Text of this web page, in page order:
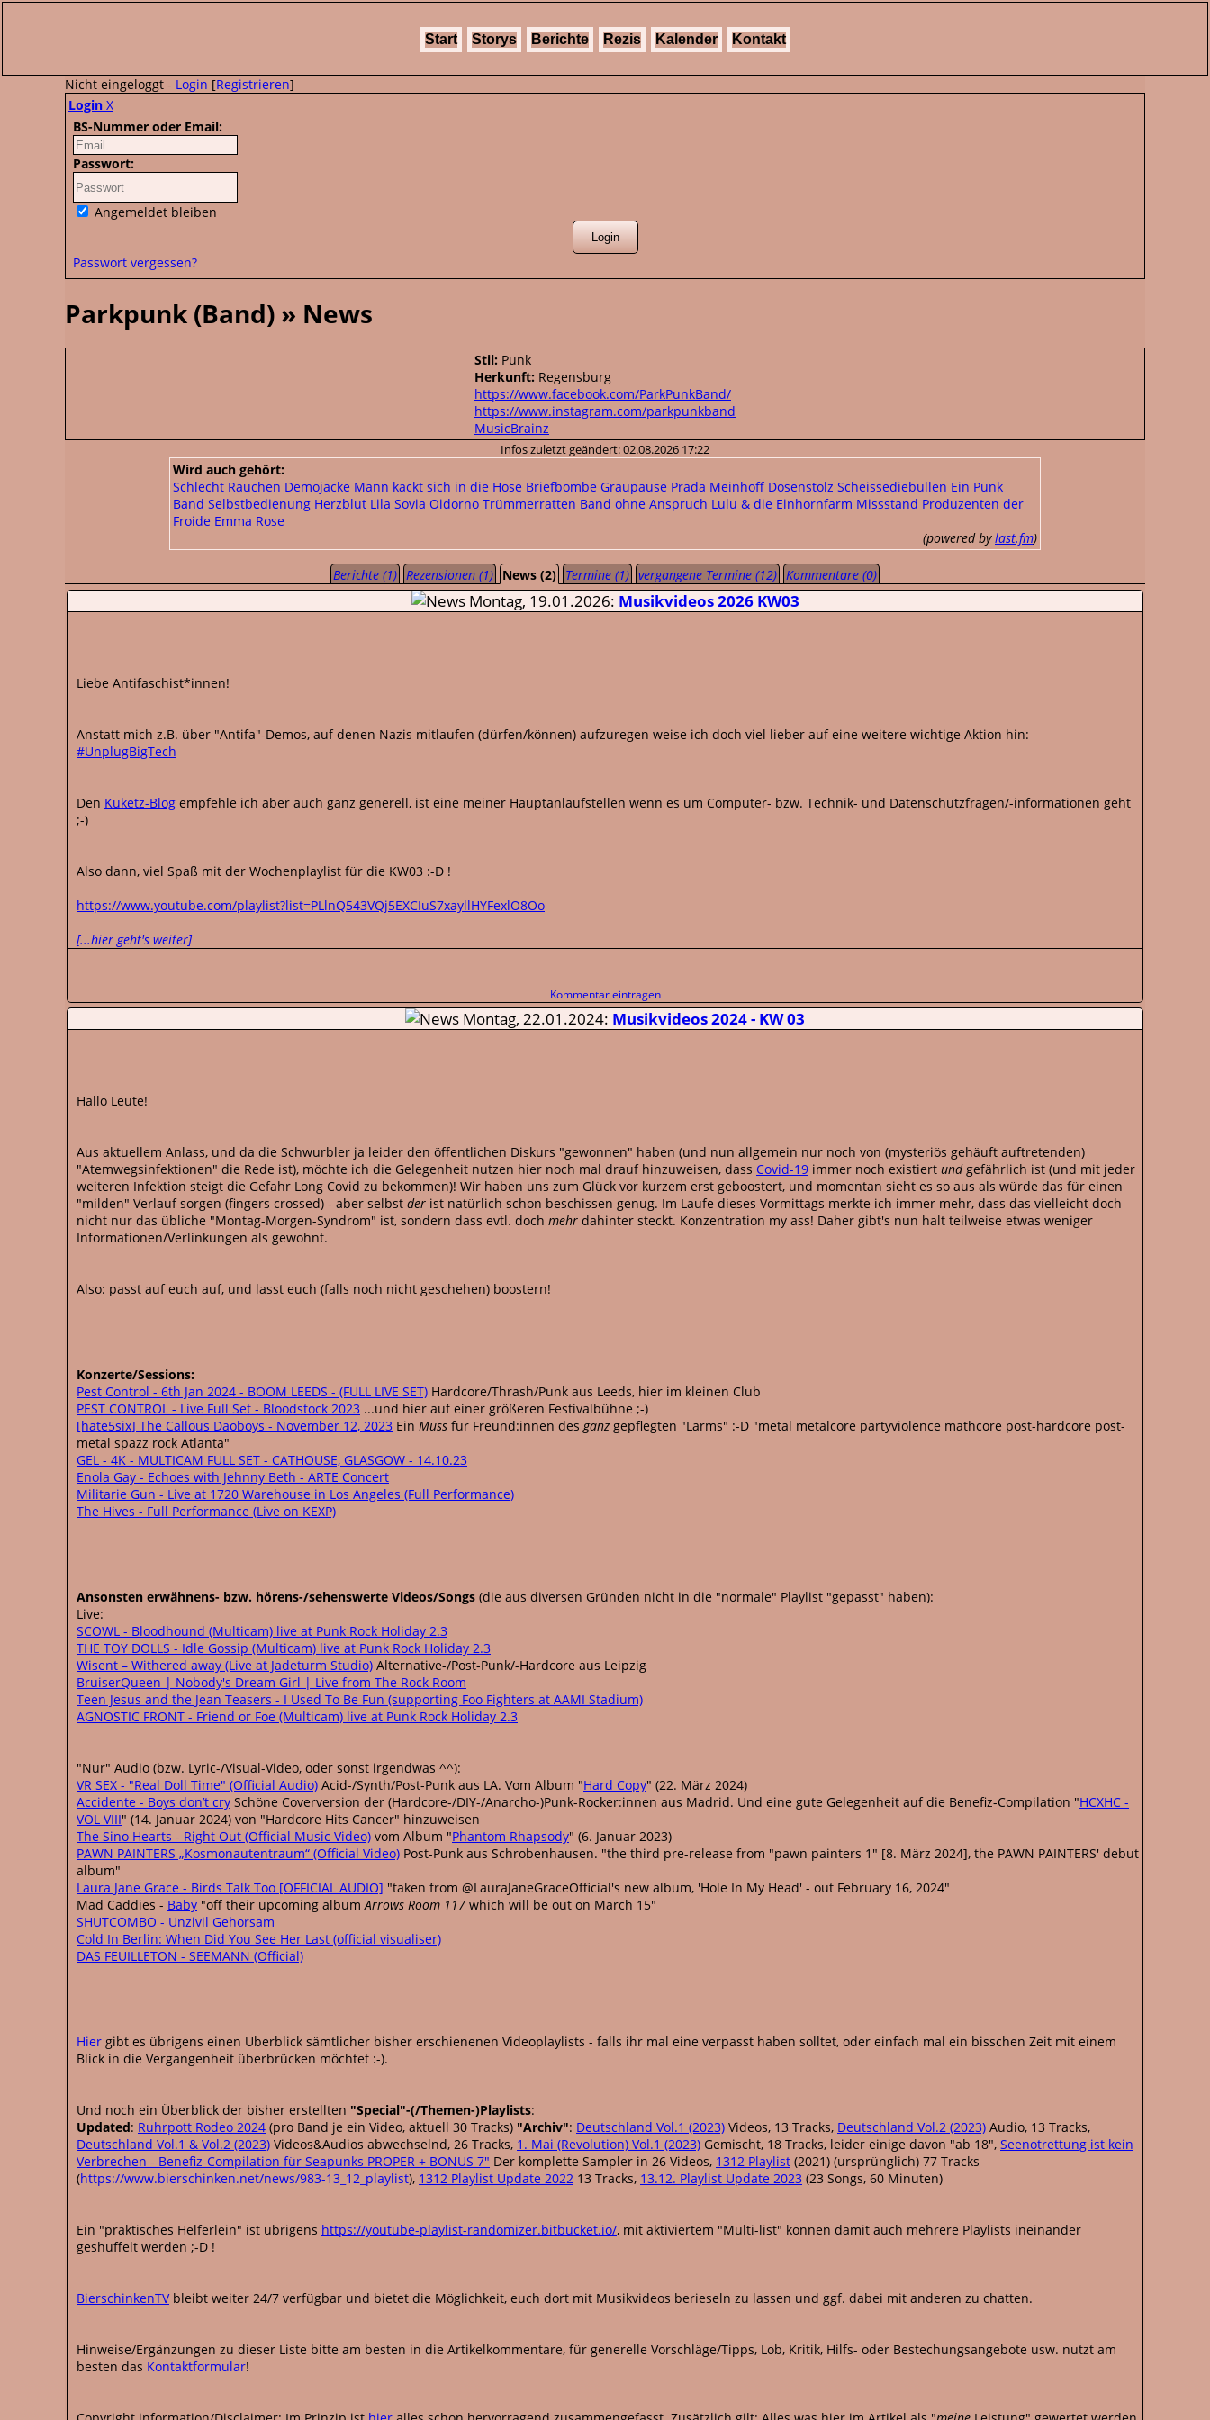
Start Storys Berichte Rezis Kalender Kontakt
Nicht eingeloggt - Login [Registrieren]
Login X
BS-Nummer oder Email:
Passwort:
Angemeldet bleiben
Passwort vergessen?
Parkpunk (Band) » News
Stil: Punk
Herkunft: Regensburg
https://www.facebook.com/ParkPunkBand/
https://www.instagram.com/parkpunkband
MusicBrainz
Infos zuletzt geändert: 02.08.2026 17:22
Wird auch gehört:
Schlecht Rauchen Demojacke Mann kackt sich in die Hose Briefbombe Graupause Prada Meinhoff Dosenstolz Scheissediebullen Ein Punk
Band Selbstbedienung Herzblut Lila Sovia Oidorno Trümmerratten Band ohne Anspruch Lulu & die Einhornfarm Missstand Produzenten der
Froide Emma Rose
(powered bylast.fm)
Berichte (1) Rezensionen (1) News (2) Termine (1) vergangene Termine (12) Kommentare (0)
Montag, 19.01.2026: Musikvideos 2026 KW03
Liebe Antifaschist*innen!
Anstatt mich z.B. über "Antifa"-Demos, auf denen Nazis mitlaufen (dürfen/können) aufzuregen weise ich doch viel lieber auf eine weitere wichtige Aktion hin:
#UnplugBigTech
Den Kuketz-Blog empfehle ich aber auch ganz generell, ist eine meiner Hauptanlaufstellen wenn es um Computer- bzw. Technik- und Datenschutzfragen/-informationen geht
;-)
Also dann, viel Spaß mit der Wochenplaylist für die KW03 :-D !
https://www.youtube.com/playlist?list=PLlnQ543VQj5EXCIuS7xayllHYFexlO8Oo
[...hier geht's weiter]
Kommentar eintragen
Montag, 22.01.2024: Musikvideos 2024 - KW 03
Hallo Leute!
Aus aktuellem Anlass, und da die Schwurbler ja leider den öffentlichen Diskurs "gewonnen" haben (und nun allgemein nur noch von (mysteriös gehäuft auftretenden)
"Atemwegsinfektionen" die Rede ist), möchte ich die Gelegenheit nutzen hier noch mal drauf hinzuweisen, dass Covid-19 immer noch existiert undgefährlich ist (und mit jeder
weiteren Infektion steigt die Gefahr Long Covid zu bekommen)! Wir haben uns zum Glück vor kurzem erst geboostert, und momentan sieht es so aus als würde das für einen
"milden" Verlauf sorgen (fingers crossed) - aber selbst der ist natürlich schon beschissen genug. Im Laufe dieses Vormittags merkte ich immer mehr, dass das vielleicht doch
nicht nur das übliche "Montag-Morgen-Syndrom" ist, sondern dass evtl. doch mehr dahinter steckt. Konzentration my ass! Daher gibt's nun halt teilweise etwas weniger
Informationen/Verlinkungen als gewohnt.
Also: passt auf euch auf, und lasst euch (falls noch nicht geschehen) boostern!
Konzerte/Sessions:
Pest Control - 6th Jan 2024 - BOOM LEEDS - (FULL LIVE SET) Hardcore/Thrash/Punk aus Leeds, hier im kleinen Club
PEST CONTROL - Live Full Set - Bloodstock 2023 ...und hier auf einer größeren Festivalbühne ;-)
[hate5six] The Callous Daoboys - November 12, 2023 Ein Muss für Freund:innen des ganz gepflegten "Lärms" :-D "metal metalcore partyviolence mathcore post-hardcore post-
metal spazz rock Atlanta"
GEL - 4K - MULTICAM FULL SET - CATHOUSE, GLASGOW - 14.10.23
Enola Gay - Echoes with Jehnny Beth - ARTE Concert
Militarie Gun - Live at 1720 Warehouse in Los Angeles (Full Performance)
The Hives - Full Performance (Live on KEXP)
Ansonsten erwähnens- bzw. hörens-/sehenswerte Videos/Songs (die aus diversen Gründen nicht in die "normale" Playlist "gepasst" haben):
Live:
SCOWL - Bloodhound (Multicam) live at Punk Rock Holiday 2.3
THE TOY DOLLS - Idle Gossip (Multicam) live at Punk Rock Holiday 2.3
Wisent – Withered away (Live at Jadeturm Studio) Alternative-/Post-Punk/-Hardcore aus Leipzig
BruiserQueen | Nobody's Dream Girl | Live from The Rock Room
Teen Jesus and the Jean Teasers - I Used To Be Fun (supporting Foo Fighters at AAMI Stadium)
AGNOSTIC FRONT - Friend or Foe (Multicam) live at Punk Rock Holiday 2.3
"Nur" Audio (bzw. Lyric-/Visual-Video, oder sonst irgendwas ^^):
VR SEX - "Real Doll Time" (Official Audio) Acid-/Synth/Post-Punk aus LA. Vom Album "Hard Copy" (22. März 2024)
Accidente - Boys don’t cry Schöne Coverversion der (Hardcore-/DIY-/Anarcho-)Punk-Rocker:innen aus Madrid. Und eine gute Gelegenheit auf die Benefiz-Compilation "HCXHC -
VOL VIII" (14. Januar 2024) von "Hardcore Hits Cancer" hinzuweisen
The Sino Hearts - Right Out (Official Music Video) vom Album "Phantom Rhapsody" (6. Januar 2023)
PAWN PAINTERS „Kosmonautentraum“ (Official Video) Post-Punk aus Schrobenhausen. "the third pre-release from "pawn painters 1" [8. März 2024], the PAWN PAINTERS' debut
album"
Laura Jane Grace - Birds Talk Too [OFFICIAL AUDIO] "taken from @LauraJaneGraceOfficial's new album, 'Hole In My Head' - out February 16, 2024"
Mad Caddies - Baby "off their upcoming album Arrows Room 117 which will be out on March 15"
SHUTCOMBO - Unzivil Gehorsam
Cold In Berlin: When Did You See Her Last (official visualiser)
DAS FEUILLETON - SEEMANN (Official)
Hier gibt es übrigens einen Überblick sämtlicher bisher erschienenen Videoplaylists - falls ihr mal eine verpasst haben solltet, oder einfach mal ein bisschen Zeit mit einem
Blick in die Vergangenheit überbrücken möchtet :-).
Und noch ein Überblick der bisher erstellten "Special"-(/Themen-)Playlists:
Updated: Ruhrpott Rodeo 2024 (pro Band je ein Video, aktuell 30 Tracks) "Archiv": Deutschland Vol.1 (2023) Videos, 13 Tracks, Deutschland Vol.2 (2023) Audio, 13 Tracks,
Deutschland Vol.1 & Vol.2 (2023) Videos&Audios abwechselnd, 26 Tracks, 1. Mai (Revolution) Vol.1 (2023) Gemischt, 18 Tracks, leider einige davon "ab 18", Seenotrettung ist kein
Verbrechen - Benefiz-Compilation für Seapunks PROPER + BONUS 7" Der komplette Sampler in 26 Videos, 1312 Playlist (2021) (ursprünglich) 77 Tracks
(https://www.bierschinken.net/news/983-13_12_playlist), 1312 Playlist Update 2022 13 Tracks, 13.12. Playlist Update 2023 (23 Songs, 60 Minuten)
Ein "praktisches Helferlein" ist übrigens https://youtube-playlist-randomizer.bitbucket.io/, mit aktiviertem "Multi-list" können damit auch mehrere Playlists ineinander
geshuffelt werden ;-D !
BierschinkenTVbleibt weiter 24/7 verfügbar und bietet die Möglichkeit, euch dort mit Musikvideos berieseln zu lassen und ggf. dabei mit anderen zu chatten.
Hinweise/Ergänzungen zu dieser Liste bitte am besten in die Artikelkommentare, für generelle Vorschläge/Tipps, Lob, Kritik, Hilfs- oder Bestechungsangebote usw. nutzt am
besten das Kontaktformular!